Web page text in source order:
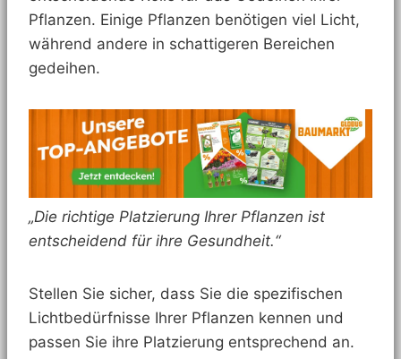
Pflanzen. Einige Pflanzen benötigen viel Licht,
während andere in schattigeren Bereichen
gedeihen.
„Die richtige Platzierung Ihrer Pflanzen ist
entscheidend für ihre Gesundheit.“
Stellen Sie sicher, dass Sie die spezifischen
Lichtbedürfnisse Ihrer Pflanzen kennen und
passen Sie ihre Platzierung entsprechend an.